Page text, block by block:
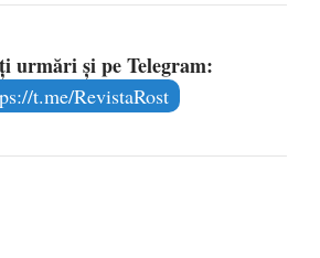
urmări și pe Telegram:
t.me/RevistaRost